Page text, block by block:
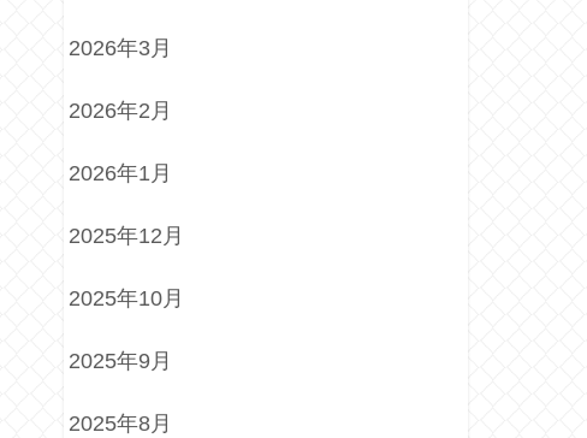
2026年3月
2026年2月
2026年1月
2025年12月
2025年10月
2025年9月
2025年8月